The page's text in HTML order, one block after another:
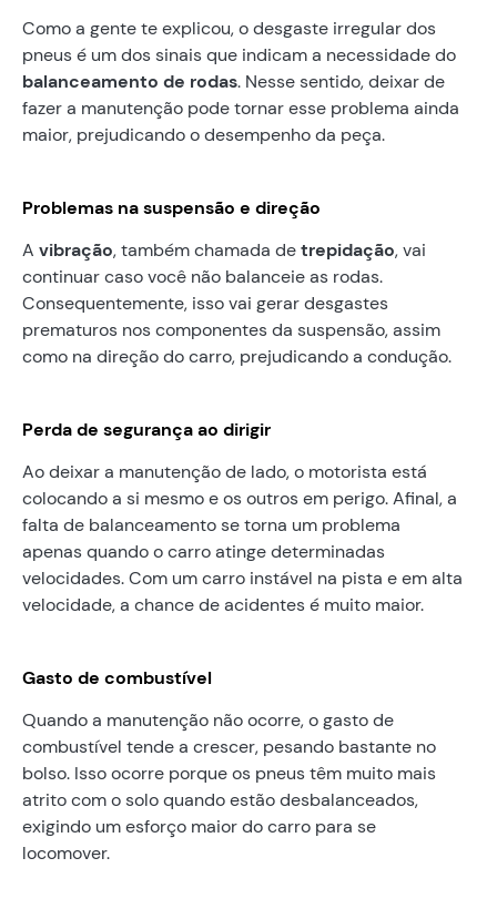
Como a gente te explicou, o desgaste irregular dos
pneus é um dos sinais que indicam a necessidade do
balanceamento de rodas. Nesse sentido, deixar de
fazer a manutenção pode tornar esse problema ainda
maior, prejudicando o desempenho da peça.
Problemas na suspensão e direção
A vibração, também chamada detrepidação, vai
continuar caso você não balanceie as rodas.
Consequentemente, isso vai gerar desgastes
prematuros nos componentes da suspensão, assim
como na direção do carro, prejudicando a condução.
Perda de segurança ao dirigir
Ao deixar a manutenção de lado, o motorista está
colocando a si mesmo e os outros em perigo. Afinal, a
falta de balanceamento se torna um problema
apenas quando o carro atinge determinadas
velocidades. Com um carro instável na pista e em alta
velocidade, a chance de acidentes é muito maior.
Gasto de combustível
Quando a manutenção não ocorre, o gasto de
combustível tende a crescer, pesando bastante no
bolso. Isso ocorre porque os pneus têm muito mais
atrito com o solo quando estão desbalanceados,
exigindo um esforço maior do carro para se
locomover.